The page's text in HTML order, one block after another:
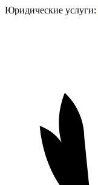
Юридические услуги: